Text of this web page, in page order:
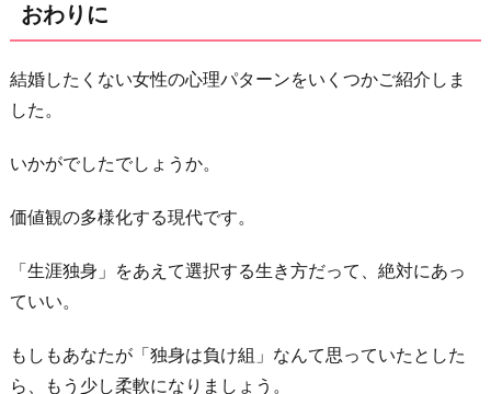
おわりに
結婚したくない女性の心理パターンをいくつかご紹介しま
した。
いかがでしたでしょうか。
価値観の多様化する現代です。
「生涯独身」をあえて選択する生き方だって、絶対にあっ
ていい。
もしもあなたが「独身は負け組」なんて思っていたとした
ら、もう少し柔軟になりましょう。